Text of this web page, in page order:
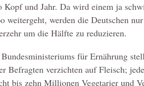
und Jahr. Da wird einem ja
weitergeht, werden die Deutschen
um die Hälfte zu reduzieren.
für Ernährung
Befragten verzichten auf Fleisch;
bis zehn Millionen Vegetarier und